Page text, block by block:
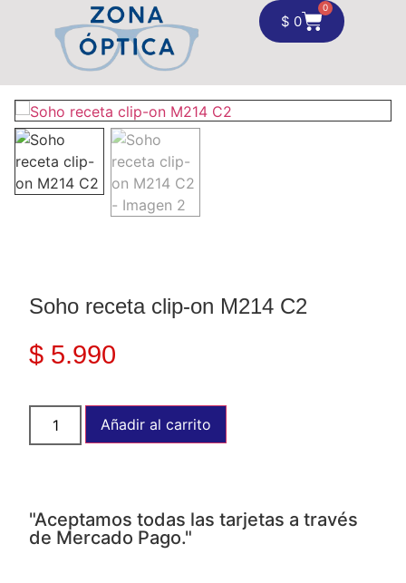
$ 0
0
Soho receta clip-on M214 C2
$ 5.990
Añadir al carrito
"Aceptamos todas las tarjetas a través
de Mercado Pago."